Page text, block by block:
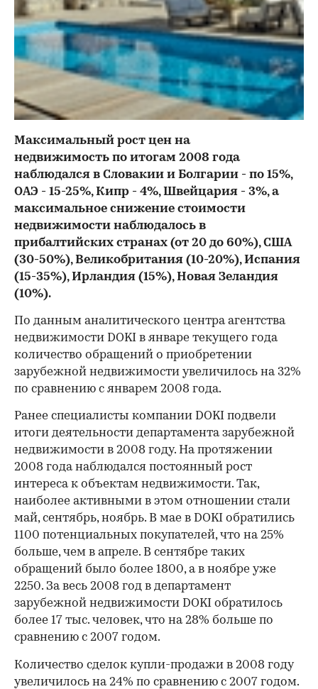
Максимальный рост цен на
недвижимость по итогам 2008 года
наблюдался в Словакии и Болгарии - по 15%,
ОАЭ - 15-25%, Кипр - 4%, Швейцария - 3%, а
максимальное снижение стоимости
недвижимости наблюдалось в
прибалтийских странах (от 20 до 60%), США
(30-50%), Великобритания (10-20%), Испания
(15-35%), Ирландия (15%), Новая Зеландия
(10%).
По данным аналитического центра агентства
недвижимости DOKI в январе текущего года
количество обращений о приобретении
зарубежной недвижимости увеличилось на 32%
по сравнению с январем 2008 года.
Ранее специалисты компании DOKI подвели
итоги деятельности департамента зарубежной
недвижимости в 2008 году. На протяжении
2008 года наблюдался постоянный рост
интереса к объектам недвижимости. Так,
наиболее активными в этом отношении стали
май, сентябрь, ноябрь. В мае в DOKI обратились
1100 потенциальных покупателей, что на 25%
больше, чем в апреле. В сентябре таких
обращений было более 1800, а в ноябре уже
2250. За весь 2008 год в департамент
зарубежной недвижимости DOKI обратилось
более 17 тыс. человек, что на 28% больше по
сравнению с 2007 годом.
Количество сделок купли-продажи в 2008 году
увеличилось на 24% по сравнению с 2007 годом.